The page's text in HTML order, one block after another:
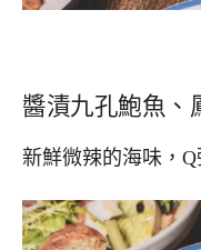
醬漬九孔鮑魚、
新鮮微辣的海味，